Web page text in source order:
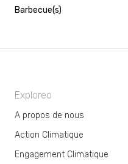
Barbecue(s)
Exploreo
A propos de nous
Action Climatique
Engagement Climatique